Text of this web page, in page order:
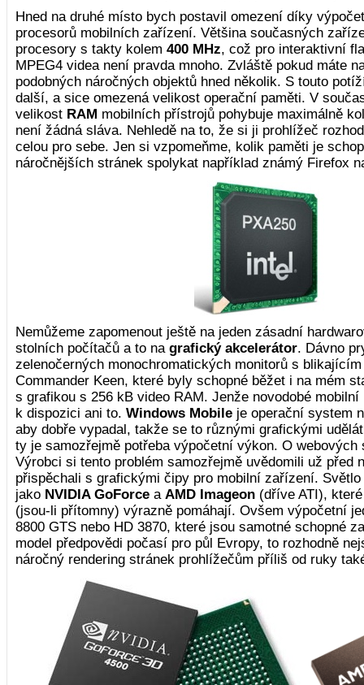
Hned na druhé místo bych postavil omezení díky
procesorů mobilních zařízení. Většina současných
procesory s takty kolem 400 MHz, což pro interaktivní
MPEG4 videa není pravda mnoho. Zvláště pokud máte
podobných náročných objektů hned několik. S touto
další, a sice omezená velikost operační paměti. V
velikost RAM mobilních přístrojů pohybuje maximálně
není žádná sláva. Nehledě na to, že si ji prohlížeč
celou pro sebe. Jen si vzpomeňme, kolik paměti je
náročnějších stránek spolykat například známý Firefox
Nemůžeme zapomenout ještě na jeden zásadní
stolních počítačů a to na grafický akcelerátor. Dávno
zelenočerných monochromatických monitorů s
Commander Keen, které byly schopné běžet i na mém
s grafikou s 256 kB video RAM. Jenže novodobé
k dispozici ani to. Windows Mobileje operační system
aby dobře vypadal, takže se to různými grafickými
ty je samozřejmě potřeba výpočetní výkon. O webových
Výrobci si tento problém samozřejmě uvědomili už před
přispěchali s grafickými čipy pro mobilní zařízení.
jako NVIDIA GoForcea AMD Imageon(dříve ATI),
(jsou-li přítomny) výrazně pomáhají. Ovšem výpočetní
8800 GTS nebo HD 3870, které jsou samotné schopné
model předpovědi počasí pro půl Evropy, to rozhodně
náročný rendering stránek prohlížečům příliš od ruky